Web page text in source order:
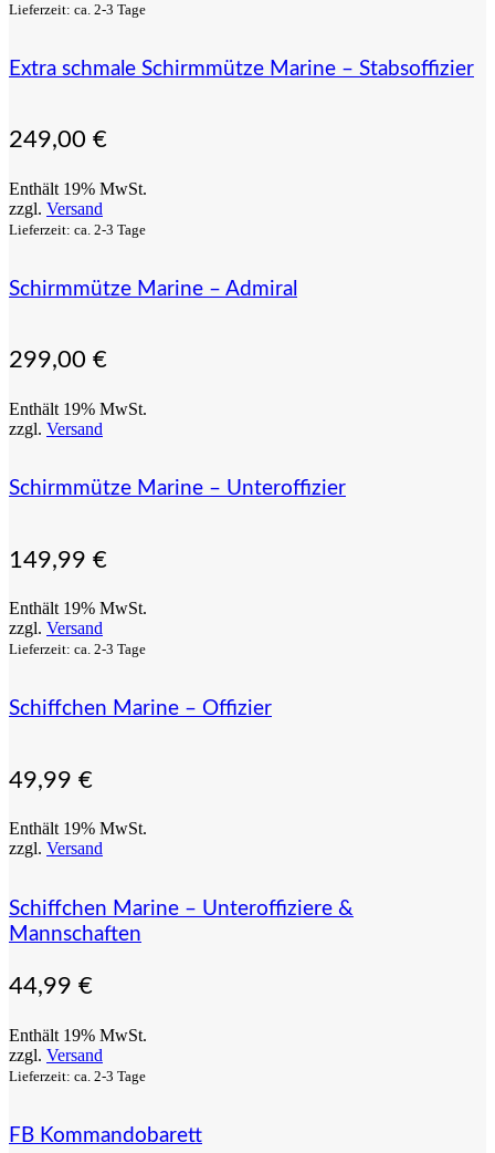
Lieferzeit: ca. 2-3 Tage
Extra schmale Schirmmütze Marine – Stabsoffizier
249,00 €
Enthält 19% MwSt.
zzgl. Versand
Lieferzeit: ca. 2-3 Tage
Schirmmütze Marine – Admiral
299,00 €
Enthält 19% MwSt.
zzgl. Versand
Schirmmütze Marine – Unteroffizier
149,99 €
Enthält 19% MwSt.
zzgl. Versand
Lieferzeit: ca. 2-3 Tage
Schiffchen Marine – Offizier
49,99 €
Enthält 19% MwSt.
zzgl. Versand
Schiffchen Marine – Unteroffiziere &
Mannschaften
44,99 €
Enthält 19% MwSt.
zzgl. Versand
Lieferzeit: ca. 2-3 Tage
FB Kommandobarett